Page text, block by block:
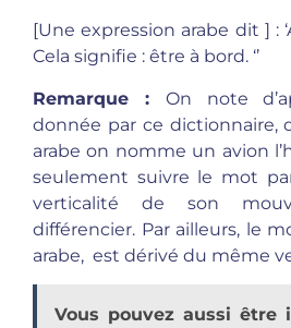
[Une expression arabe dit ] :
Cela signifie : être à bord. ‘’
Remarque : On note
donnée par ce dictionnaire,
arabe on nomme un avion
seulement suivre le mot
verticalité de son
différencier. Par ailleurs, le mot
arabe, est dérivé du même
Vous pouvez aussi être